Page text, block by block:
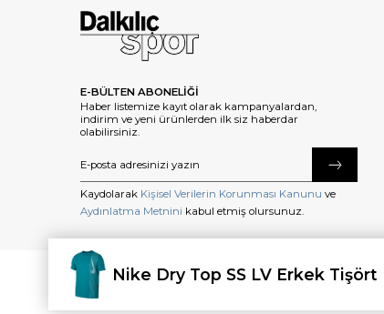
E-BÜLTEN ABONELİĞİ
Haber listemize kayıt olarak kampanyalardan,
indirim ve yeni ürünlerden ilk siz haberdar
olabilirsiniz.
Kaydolarak Kişisel Verilerin Korunması Kanunu ve
Aydınlatma Metnini kabul etmiş olursunuz.
©2025 dalkilicspor.com.tr. Tüm Hakları Saklıdır.
Nike Dry Top SS LV Erkek Tişört